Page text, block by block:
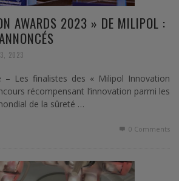
AWARDS 2023 » DE MILIPOL :
2023
– Les finalistes des « Milipol Innovation
récompensant l’innovation parmi les
de la sûreté …
0 Comments